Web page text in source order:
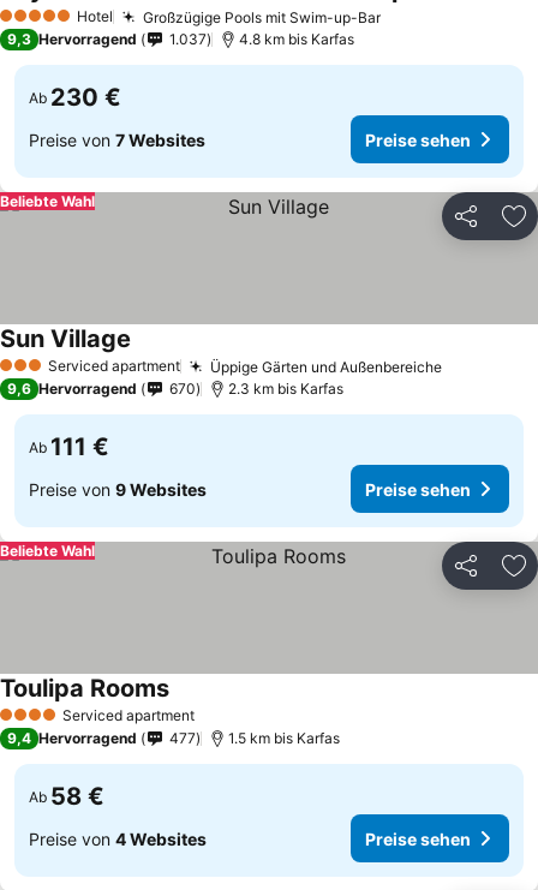
5 Sterne Hotel Großzügige Pools mit Swim-up-Bar
9,3 Hervorragend 1.037 4.8 km bis Karfas
Ab 230 €
Preise von 7 Websites Preise sehen
Teilen
Beliebte Wahl
3 SterneServiced apartment Üppige Gärten und Außenbereiche
Sun Village
9,6 Hervorragend 670 2.3 km bis Karfas
Ab 111 €
Preise von 9 Websites Preise sehen
Teilen
Beliebte Wahl
4 Sterne Serviced apartment
Toulipa Rooms
9,4 Hervorragend 477 1.5 km bis Karfas
Ab 58 €
Preise von 4 Websites Preise sehen